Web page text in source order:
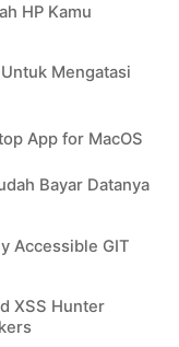
HP Kamu
Mengatasi
App for MacOS
Bayar Datanya
Accessible GIT
XSS Hunter